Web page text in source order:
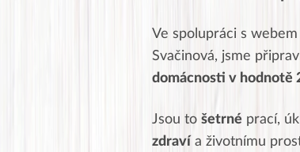
Ve spolupráci s webem
Svačinová, jsme
domácnosti v hodnotě
Jsou to šetrné prací,
zdraví a životnímu